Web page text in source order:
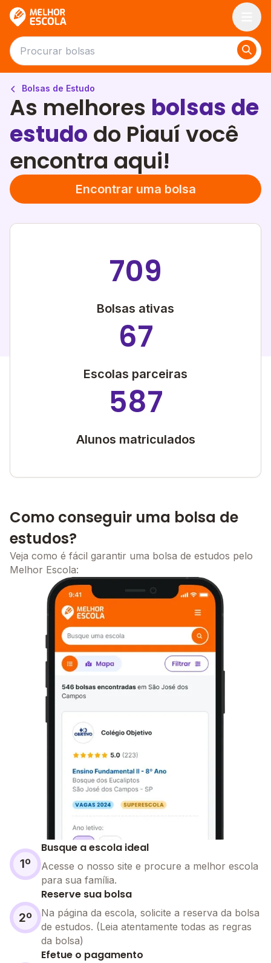
Bolsas de Estudo
As melhores bolsas de
estudo do Piauí você
encontra aqui!
Encontrar uma bolsa
709
Bolsas ativas
67
Escolas parceiras
587
Alunos matriculados
Como conseguir uma bolsa de
estudos?
Veja como é fácil garantir uma bolsa de estudos pelo
Melhor Escola:
1º
Busque a escola ideal
Acesse o nosso site e procure a melhor escola
para sua família.
2º
Reserve sua bolsa
Na página da escola, solicite a reserva da bolsa
de estudos. (Leia atentamente todas as regras
da bolsa)
Efetue o pagamento